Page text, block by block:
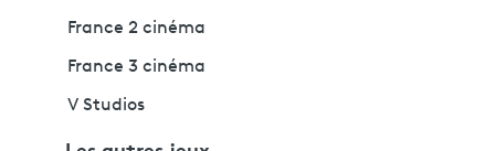
France 2 cinéma
France 3 cinéma
V Studios